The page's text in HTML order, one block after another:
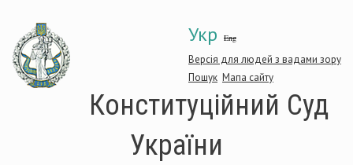
основного
матеріалу
Укр Eng
Версія для людей з вадами зору
Пошук Мапа сайту
Конституційний Суд
України